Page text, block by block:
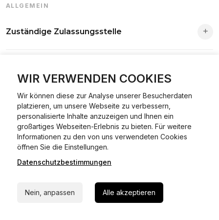
WIR VERWENDEN COOKIES
Wir können diese zur Analyse unserer Besucherdaten
platzieren, um unsere Webseite zu verbessern,
personalisierte Inhalte anzuzeigen und Ihnen ein
großartiges Webseiten-Erlebnis zu bieten. Für weitere
Informationen zu den von uns verwendeten Cookies
öffnen Sie die Einstellungen.
Datenschutzbestimmungen
Nein, anpassen Alle akzeptieren
ALLGEMEIN
Zuständige Zulassungsstelle
Fast alle Vorgänge sind online machbar. Ausnahme:
Abmeldungen für Fahrzeuge mit Erstzulassung vor dem
01.01.2015.
Was ist Online Kfz-Zulassung?
Ein Internetverfahren, mit dem du Fahrzeuge anmelden,
ummelden oder abmelden kannst – inklusive Dateneingabe,
Dokumentprüfung und Bezahlung.
Welche Vorteile gibt es?
Zeitersparnis, flexible Durchführung, kein Besuch der
Fahrzeugbrief, Fahrzeugschein, Ausweis oder Reisepass,